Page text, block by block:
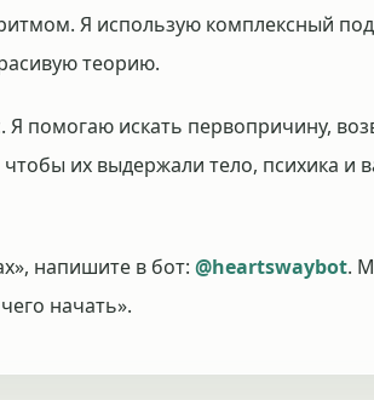
Я использую комплексный
теорию.
помогаю искать первопричину,
их выдержали тело, психика и
напишите в бот: @heartswaybot.
начать».